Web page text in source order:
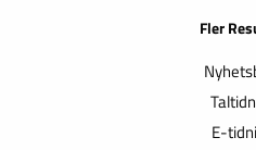
Fler
E-